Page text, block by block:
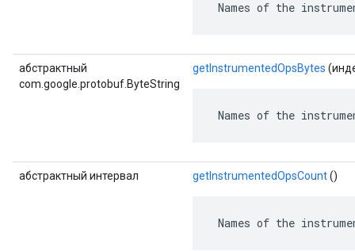
Names of the
абстрактный
com.google.protobuf.ByteString
getInstrumentedOpsBytes
Names of the
абстрактный интервал getInstrumentedOpsCount()
Names of the